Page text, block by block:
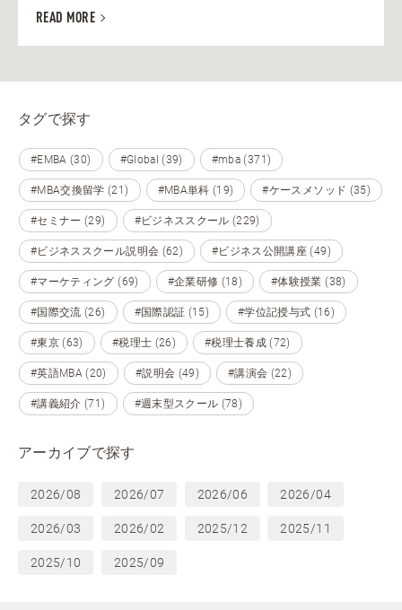
READ MORE
タグで探す
#EMBA (30) #Global (39) #mba (371)
#MBA交換留学 (21) #MBA単科 (19) #ケースメソッド (35)
#セミナー (29) #ビジネススクール (229)
#ビジネススクール説明会 (62) #ビジネス公開講座 (49)
#マーケティング (69) #企業研修 (18) #体験授業 (38)
#国際交流 (26) #国際認証 (15) #学位記授与式 (16)
#東京 (63) #税理士 (26) #税理士養成 (72)
#英語MBA (20) #説明会 (49) #講演会 (22)
#講義紹介 (71) #週末型スクール (78)
アーカイブで探す
2026/08 2026/07 2026/06 2026/04
2026/03 2026/02 2025/12 2025/11
2025/10 2025/09